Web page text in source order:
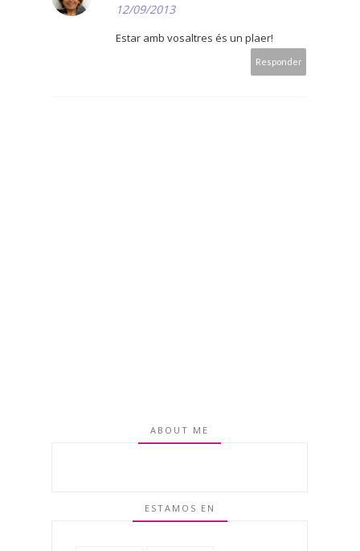
12/09/2013
Estar amb vosaltres és un plaer!
Responder
ABOUT ME
ESTAMOS EN